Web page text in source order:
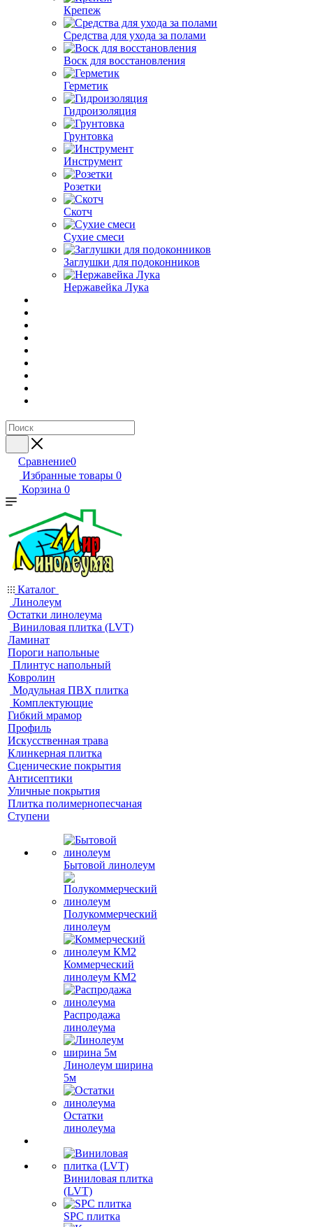
Крепеж
Средства для ухода за полами
Воск для восстановления
Герметик
Гидроизоляция
Грунтовка
Инструмент
Розетки
Скотч
Сухие смеси
Заглушки для подоконников
Нержавейка Лука
Сравнение0
Избранные товары 0
Корзина 0
Каталог
Линолеум
Остатки линолеума
Виниловая плитка (LVT)
Ламинат
Пороги напольные
Плинтус напольный
Ковролин
Модульная ПВХ плитка
Комплектующие
Гибкий мрамор
Профиль
Искусственная трава
Клинкерная плитка
Сценические покрытия
Антисептики
Уличные покрытия
Плитка полимернопесчаная
Ступени
Бытовой линолеум
Полукоммерческий
линолеум
Коммерческий
линолеум КМ2
Распродажа
линолеума
Линолеум ширина
5м
Остатки
линолеума
Виниловая плитка
(LVT)
SPC плитка